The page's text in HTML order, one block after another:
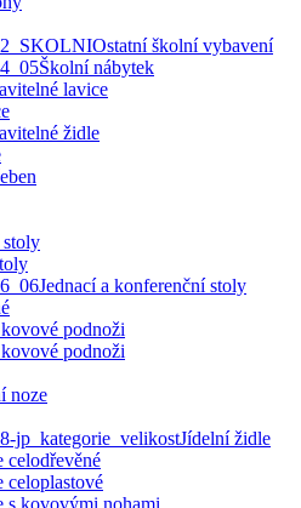
Ostatní školní vybavení
Školní nábytek
lavice
židle
Jednací a konferenční stoly
podnoži
podnoži
noze
Jídelní židle
celodřevěné
celoplastové
s kovovými nohami